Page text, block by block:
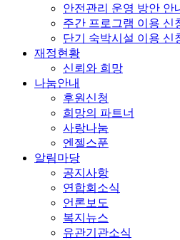
안전관리 운영 방안 안
주간 프로그램 이용 신
단기 숙박시설 이용 신
재정현황
신뢰와 희망
나눔안내
후원신청
희망의 파트너
사랑나눔
엔젤스푼
알림마당
공지사항
연합회소식
언론보도
복지뉴스
유관기관소식